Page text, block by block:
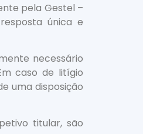
pela Gestel –
única e
necessário
caso de litígio
uma disposição
titular, são